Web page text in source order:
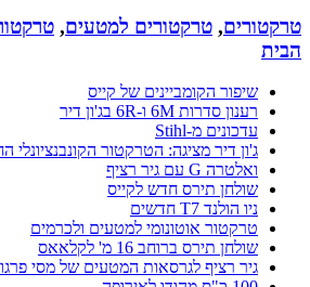
טרקטורים, טרקטורים למטעים,
הבית
שיפור הקומביינים של קייס
רענון סדרות 6M ו-6R בג'ון דיר
עדכונים מ-Stihl
ג'ון דיר מציגה: הטרקטור הקונבנציונלי
ואלטרה G עם גיר רציף
שולחן תירס חדש לקייס
ניו הולנד T7 חדשים
טרקטור אוטונומי למטעים ולכרמים
שולחן תירס ברוחב 16 מ' לקלאאס
גיר רציף לגרסאות המטעים של מסי